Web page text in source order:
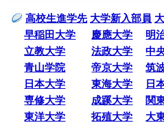
高校生進学先 大学新入部員
早稲田大学
慶應大学
明
立教大学
法政大学
中
青山学院
帝京大学
筑
日本大学
東海大学
日
専修大学
成蹊大学
関
東洋大学
拓殖大学
大